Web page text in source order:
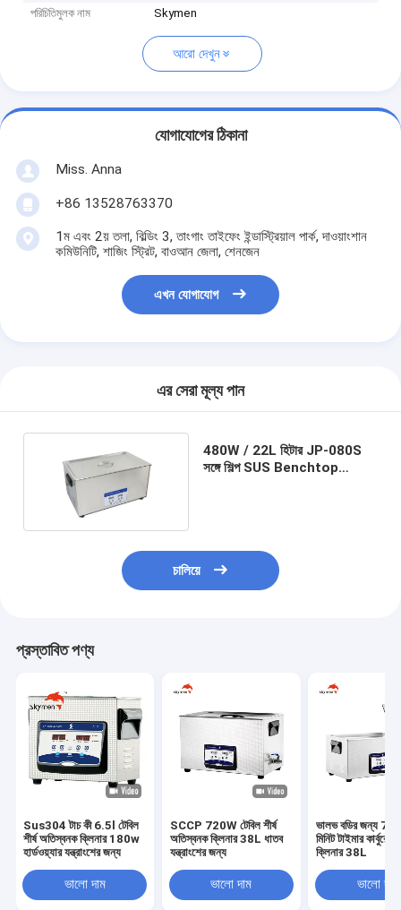
পরিচিতিমুলক নাম
Skymen
আরো দেখুন
যোগাযোগের ঠিকানা
Miss. Anna
+86 13528763370
1ম এবং 2য় তলা, বিল্ডিং 3, তাংগাং তাইফেং ইন্ডাস্ট্রিয়াল পার্ক, দাওয়াংশান
কমিউনিটি, শাজিং স্ট্রিট, বাওআন জেলা, শেনজেন
এখন যোগাযোগ
এর সেরা মূল্য পান
480W / 22L হিটার JP-080S
সঙ্গে শিল্প SUS Benchtop
চালিয়ে
প্রস্তাবিত পণ্য
Sus304 টাচ কী 6.5l টেবিল
শীর্ষ অতিস্বনক ক্লিনার 180w
হার্ডওয়্যার যন্ত্রাংশের জন্য
ভালো দাম
SCCP 720W টেবিল শীর্ষ
অতিস্বনক ক্লিনার 38L ধাতব
যন্ত্রাংশের জন্য
ভালো দাম
ভালভ বডির জন্য
মিনিট টাইমার
ক্লিনার 38L
ভালো দাম